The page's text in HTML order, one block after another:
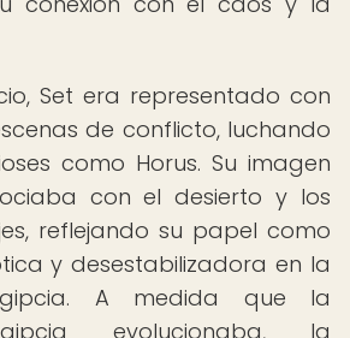
Set era representado con
de conflicto, luchando
como Horus. Su imagen
con el desierto y los
reflejando su papel como
y desestabilizadora en la
A medida que la
evolucionaba, la